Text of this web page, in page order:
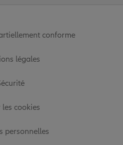
conforme
légales
les cookies
personnelles